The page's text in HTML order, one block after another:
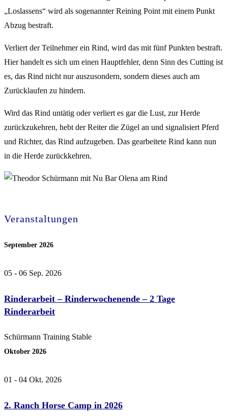
„Loslassens“ wird als sogenannter Reining Point mit einem Punkt
Abzug bestraft.
Verliert der Teilnehmer ein Rind, wird das mit fünf Punkten bestraft.
Hier handelt es sich um einen Hauptfehler, denn Sinn des Cutting ist
es, das Rind nicht nur auszusondern, sondern dieses auch am
Zurücklaufen zu hindern.
Wird das Rind untätig oder verliert es gar die Lust, zur Herde
zurückzukehren, hebt der Reiter die Zügel an und signalisiert Pferd
und Richter, das Rind aufzugeben. Das gearbeitete Rind kann nun
in die Herde zurückkehren.
Veranstaltungen
September 2026
05 - 06 Sep. 2026
Rinderarbeit – Rinderwochenende – 2 Tage
Rinderarbeit
Schürmann Training Stable
Oktober 2026
01 - 04 Okt. 2026
2. Ranch Horse Camp in 2026